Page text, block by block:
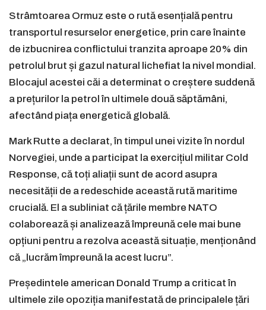
Strâmtoarea Ormuz este o rută esențială pentru
transportul resurselor energetice, prin care înainte
de izbucnirea conflictului tranzita aproape 20% din
petrolul brut și gazul natural lichefiat la nivel mondial.
Blocajul acestei căi a determinat o creștere suddenă
a prețurilor la petrol în ultimele două săptămâni,
afectând piața energetică globală.
Mark Rutte a declarat, în timpul unei vizite în nordul
Norvegiei, unde a participat la exercițiul militar Cold
Response, că toți aliații sunt de acord asupra
necesității de a redeschide această rută maritime
crucială. El a subliniat că țările membre NATO
colaborează și analizează împreună cele mai bune
opțiuni pentru a rezolva această situație, menționând
că „lucrăm împreună la acest lucru”.
Președintele american Donald Trump a criticat în
ultimele zile opoziția manifestată de principalele țări